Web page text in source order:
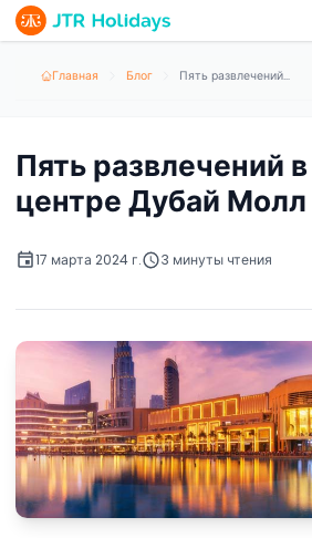
Главная Блог Пять развлечений в торговом центре Дубай Молл
Пять развлечений
центре Дубай Молл
17 марта 2024 г. 3 минуты чтения